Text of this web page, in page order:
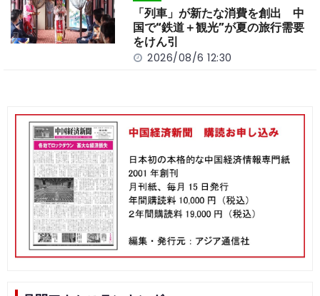
「列車」が新たな消費を創出 中
国で“鉄道＋観光”が夏の旅行需要
をけん引
2026/08/6 12:30